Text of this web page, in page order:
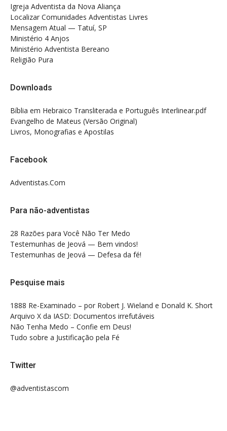
Igreja Adventista da Nova Aliança
Localizar Comunidades Adventistas Livres
Mensagem Atual — Tatuí, SP
Ministério 4 Anjos
Ministério Adventista Bereano
Religião Pura
Downloads
Bíblia em Hebraico Transliterada e Português Interlinear.pdf
Evangelho de Mateus (Versão Original)
Livros, Monografias e Apostilas
Facebook
Adventistas.Com
Para não-adventistas
28 Razões para Você Não Ter Medo
Testemunhas de Jeová — Bem vindos!
Testemunhas de Jeová — Defesa da fé!
Pesquise mais
1888 Re-Examinado – por Robert J. Wieland e Donald K. Short
Arquivo X da IASD: Documentos irrefutáveis
Não Tenha Medo – Confie em Deus!
Tudo sobre a Justificação pela Fé
Twitter
@adventistascom